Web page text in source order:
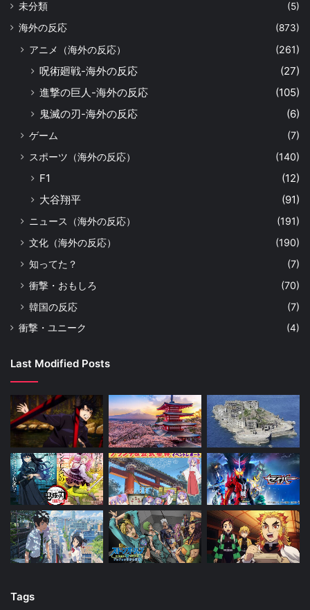
未分類
(5)
海外の反応
(873)
アニメ（海外の反応） (261)
呪術廻戦-海外の反応
(27)
進撃の巨人-海外の反応
(105)
鬼滅の刃-海外の反応
(6)
ゲーム
(7)
スポーツ（海外の反応）
(140)
F1
(12)
大谷翔平
(91)
ニュース（海外の反応）
(191)
文化（海外の反応）
(190)
知ってた？
(7)
衝撃・おもしろ
(70)
韓国の反応
(7)
衝撃・ユニーク (4)
Last Modified Posts
Tags